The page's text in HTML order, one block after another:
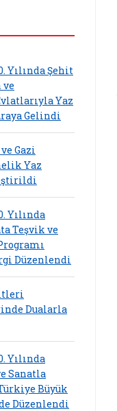
Yılında Şehit
ve
Yaz
Gelindi
Gazi
Yaz
Yılında
Teşvik ve
Düzenlendi
Dualarla
Yılında
Sanatla
Büyük
Düzenlendi